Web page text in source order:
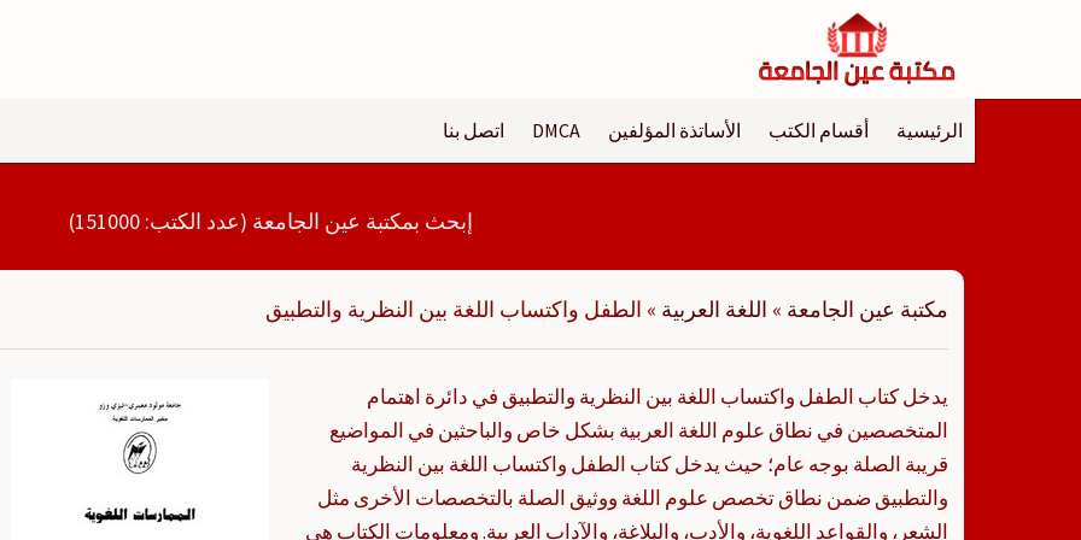
الرئيسية أقسام الكتب الأساتذة المؤلفين DMCA اتصل بنا
إبحث بمكتبة عين الجامعة (عدد الكتب: 151000)
مكتبة عين الجامعة » اللغة العربية » الطفل واكتساب اللغة بين النظرية والتطبيق
يدخل كتاب الطفل واكتساب اللغة بين النظرية والتطبيق في دائرة اهتمام
المتخصصين في نطاق علوم اللغة العربية بشكل خاص والباحثين في المواضيع
قريبة الصلة بوجه عام؛ حيث يدخل كتاب الطفل واكتساب اللغة بين النظرية
والتطبيق ضمن نطاق تخصص علوم اللغة ووثيق الصلة بالتخصصات الأخرى مثل
الشعر، والقواعد اللغوية، والأدب، والبلاغة، والآداب العربية. ومعلومات الكتاب هي